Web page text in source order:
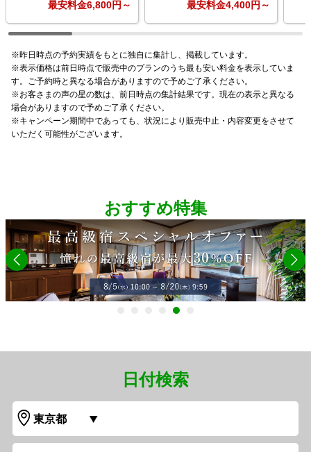
最安料金6,800円～ 最安料金4,400円～
※昨日時点の予約実績をもとに独自に集計し、掲載しています。
※表示価格は前日時点で販売中のプランのうち最も安い料金を表示していま
す。ご予約時と異なる場合がありますので予めご了承ください。
※お客さまの声の星の数は、前日時点の集計結果です。現在の表示と異なる
場合がありますので予めご了承ください。
※キャンペーン期間中であっても、状況により販売中止・内容変更をさせて
いただく可能性がございます。
おすすめ特集
日付検索